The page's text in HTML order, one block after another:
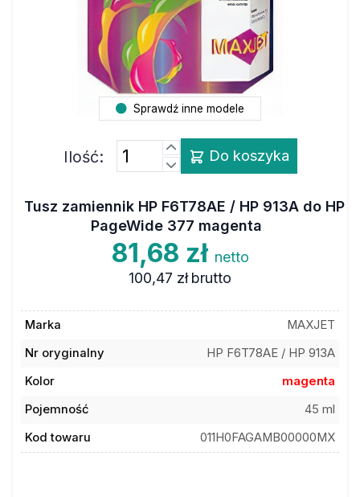
Sprawdź inne modele
Ilość: Do koszyka
Tusz zamiennik HP F6T78AE / HP 913A do HP
PageWide 377 magenta
81,68 zł netto
100,47 zł brutto
Marka
MAXJET
Nr oryginalny
HP F6T78AE / HP 913A
Kolor
magenta
Pojemność
45 ml
Kod towaru
011H0FAGAMB00000MX